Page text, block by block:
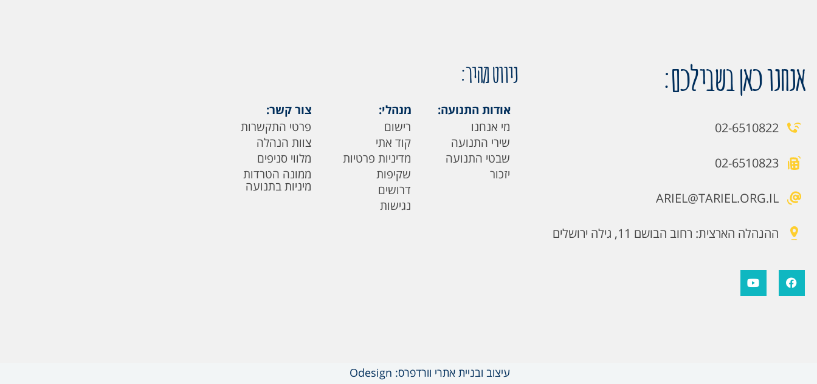
אנחנו כאן בשבילכם:
02-6510822
02-6510823
ARIEL@TARIEL.ORG.IL
ההנהלה הארצית: רחוב הבושם 11, גילה ירושלים
ניווט מהיר:
אודות התנועה:
מי אנחנו
שירי התנועה
שבטי התנועה
יזכור
מנהלי:
רישום
קוד אתי
מדיניות פרטיות
שקיפות
דרושים
נגישות
צור קשר:
פרטי התקשרות
צוות הנהלה
מלווי סניפים
ממונה הטרדות
מיניות בתנועה
עיצוב ובניית אתרי וורדפרס: Odesign